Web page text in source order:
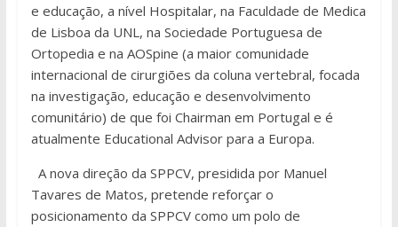
e educação, a nível Hospitalar, na Faculdade de Medica
de Lisboa da UNL, na Sociedade Portuguesa de
Ortopedia e na AOSpine (a maior comunidade
internacional de cirurgiões da coluna vertebral, focada
na investigação, educação e desenvolvimento
comunitário) de que foi Chairman em Portugal e é
atualmente Educational Advisor para a Europa.
A nova direção da SPPCV, presidida por Manuel
Tavares de Matos, pretende reforçar o
posicionamento da SPPCV como um polo de